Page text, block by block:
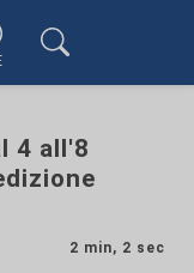
4 all'8
2 min, 2 sec